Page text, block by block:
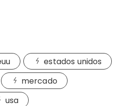
estados unidos
mercado
usa